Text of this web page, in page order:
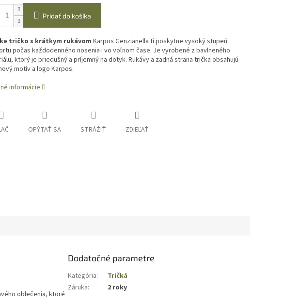
Pridať do košíka
tričko s krátkym rukávomKarpos Genzianella ti poskytne vysoký stupeň
počas každodenného nosenia i vo voľnom čase. Je vyrobené z bavlneného
ktorý je priedušný a príjemný na dotyk. Rukávy a zadná strana trička obsahujú
motív a logo Karpos.
informácie
OPÝTAŤ SA STRÁŽIŤ ZDIEĽAŤ
oblečenia, ktoré
Dodatočné parametre
Kategória:
Tričká
Záruka: 2 roky